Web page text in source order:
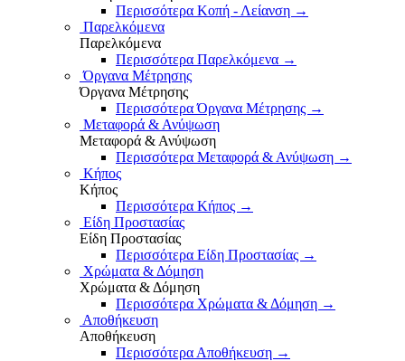
Περισσότερα Κοπή - Λείανση →
Παρελκόμενα
Παρελκόμενα
Περισσότερα Παρελκόμενα →
Όργανα Μέτρησης
Όργανα Μέτρησης
Περισσότερα Όργανα Μέτρησης →
Μεταφορά & Ανύψωση
Μεταφορά & Ανύψωση
Περισσότερα Μεταφορά & Ανύψωση →
Κήπος
Κήπος
Περισσότερα Κήπος →
Είδη Προστασίας
Είδη Προστασίας
Περισσότερα Είδη Προστασίας →
Χρώματα & Δόμηση
Χρώματα & Δόμηση
Περισσότερα Χρώματα & Δόμηση →
Αποθήκευση
Αποθήκευση
Περισσότερα Αποθήκευση →